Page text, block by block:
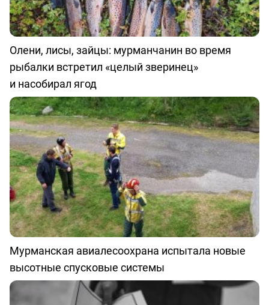
Олени, лисы, зайцы: мурманчанин во время
рыбалки встретил «целый зверинец»
и насобирал ягод
Мурманская авиалесоохрана испытала новые
высотные спусковые системы